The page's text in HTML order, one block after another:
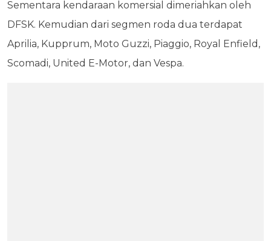
Sementara kendaraan komersial dimeriahkan oleh
DFSK. Kemudian dari segmen roda dua terdapat
Aprilia, Kupprum, Moto Guzzi, Piaggio, Royal Enfield,
Scomadi, United E-Motor, dan Vespa.